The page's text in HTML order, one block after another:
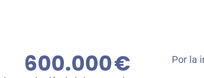
600.000€ Por la